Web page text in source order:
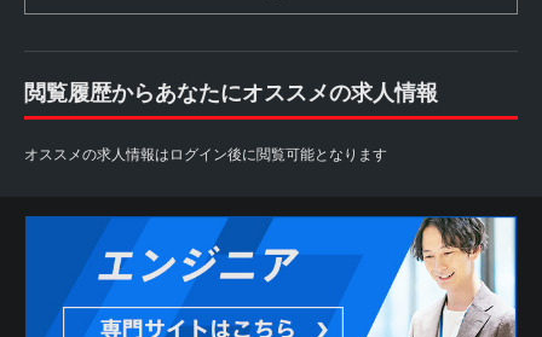
閲覧履歴からあなたにオススメの求人情報
オススメの求人情報はログイン後に閲覧可能となります